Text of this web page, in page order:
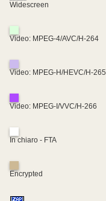
Widescreen
Video: MPEG-4/AVC/H-264
Video: MPEG-H/HEVC/H-265
Video: MPEG-I/VVC/H-266
In chiaro - FTA
Encrypted